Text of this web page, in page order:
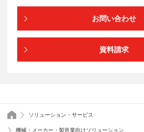
お問い合わせ
資料請求
トップページ
ソリューション・サービス
機械・メーカー・製造業向けソリューション